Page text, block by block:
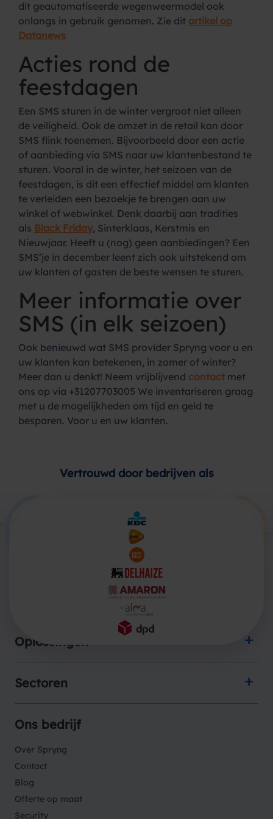
dit geautomatiseerde wegenweermodel ook
onlangs in gebruik genomen. Zie dit artikel op
Datanews
Acties rond de
feestdagen
Een SMS sturen in de winter vergroot niet alleen
de veiligheid. Ook de omzet in de retail kan door
SMS flink toenemen. Bijvoorbeeld door een actie
of aanbieding via SMS naar uw klantenbestand te
sturen. Vooral in de winter, het seizoen van de
feestdagen, is dit een effectief middel om klanten
te verleiden een bezoekje te brengen aan uw
winkel of webwinkel. Denk daarbij aan tradities
als Black Friday, Sinterklaas, Kerstmis en
Nieuwjaar. Heeft u (nog) geen aanbiedingen? Een
SMS’je in december leent zich ook uitstekend om
uw klanten of gasten de beste wensen te sturen.
Meer informatie over
SMS (in elk seizoen)
Ook benieuwd wat SMS provider Spryng voor u en
uw klanten kan betekenen, in zomer of winter?
Meer dan u denkt! Neem vrijblijvend contact met
ons op via +31207703005 We inventariseren graag
met u de mogelijkheden om tijd en geld te
besparen. Voor u en uw klanten.
Vertrouwd door bedrijven als
Oplossingen
Sectoren
Ons bedrijf
Over Spryng
Contact
Blog
Offerte op maat
Security